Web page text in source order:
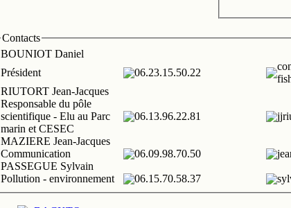
Contacts
BOUNIOT Daniel
Président
06.23.15.50.22
RIUTORT Jean-Jacques
Responsable du pôle
scientifique - Elu au Parc
marin et CESEC
06.13.96.22.81
MAZIERE Jean-Jacques
Communication
06.09.98.70.50
PASSEGUE Sylvain
Pollution - environnement
06.15.70.58.37